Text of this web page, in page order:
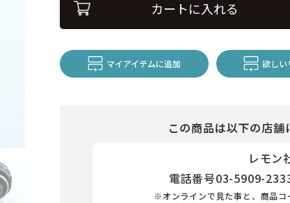
カートに入れる
マイアイテムに追加 欲しい
この商品は以下の店
レモン
電話番号03-5909-
※オンラインで見た事と、商品コ